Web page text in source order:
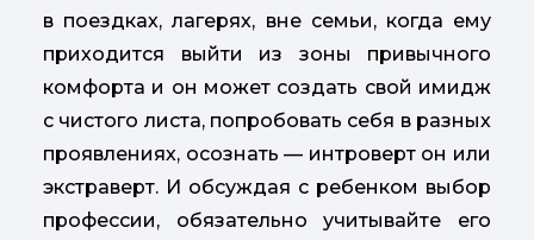
в поездках, лагерях, вне семьи, когда ему
приходится выйти из зоны привычного
комфорта и он может создать свой имидж
с чистого листа, попробовать себя в разных
проявлениях, осознать — интроверт он или
экстраверт. И обсуждая с ребенком выбор
профессии, обязательно учитывайте его